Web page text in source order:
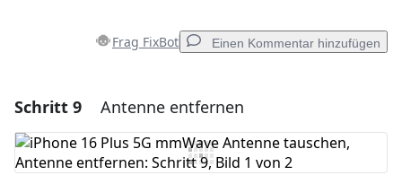
Frag FixBot Einen Kommentar hinzufügen
Einen Kommentar hinzufügen
Kommentar hinzufügen
Schritt 9 Antenne entfernen